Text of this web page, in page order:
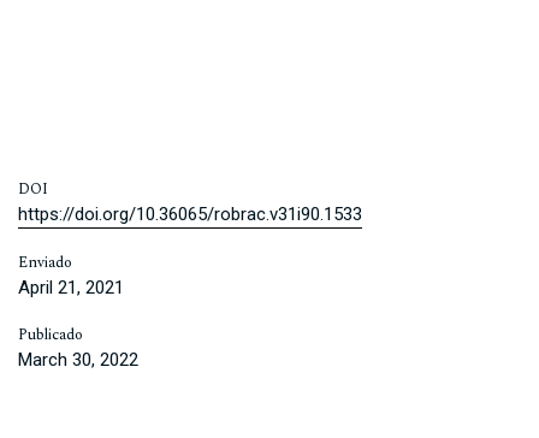
DOI
https://doi.org/10.36065/robrac.v31i90.1533
Enviado
April 21, 2021
Publicado
March 30, 2022